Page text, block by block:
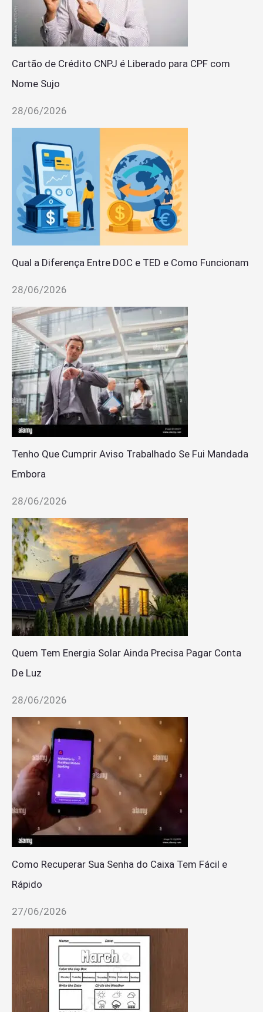
Cartão de Crédito CNPJ é Liberado para CPF com
Nome Sujo
28/06/2026
Qual a Diferença Entre DOC e TED e Como Funcionam
28/06/2026
Tenho Que Cumprir Aviso Trabalhado Se Fui Mandada
Embora
28/06/2026
Quem Tem Energia Solar Ainda Precisa Pagar Conta
De Luz
28/06/2026
Como Recuperar Sua Senha do Caixa Tem Fácil e
Rápido
27/06/2026